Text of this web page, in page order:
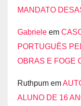
MANDATO
Gabriele em
PORTUGUÊS
OBRAS E FOGE
Ruthpum em
ALUNO DE 16